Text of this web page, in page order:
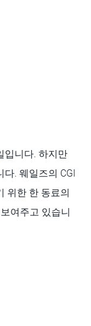
입니다. 하지만
. 웨일즈의 CGI
위한 한 동료의
여주고 있습니